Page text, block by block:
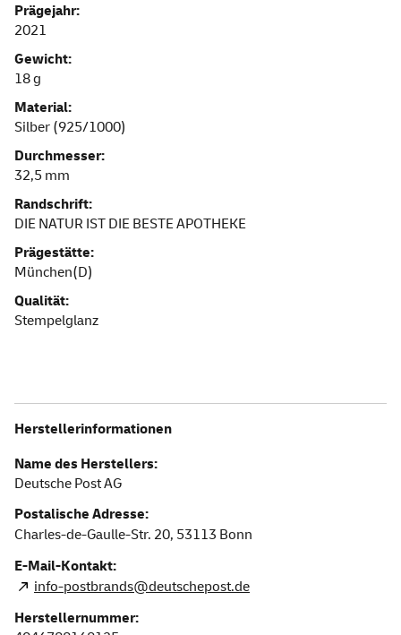
Prägejahr:
2021
Gewicht:
18 g
Material:
Silber (925/1000)
Durchmesser:
32,5 mm
Randschrift:
DIE NATUR IST DIE BESTE APOTHEKE
Prägestätte:
München(D)
Qualität:
Stempelglanz
Herstellerinformationen
Name des Herstellers:
Deutsche Post AG
Postalische Adresse:
Charles-de-Gaulle-Str. 20, 53113 Bonn
E-Mail-Kontakt:
info-postbrands@deutschepost.de
Herstellernummer: